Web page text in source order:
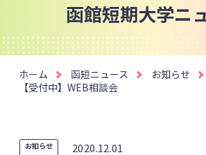
函館短期大学ニ
ホーム 函短ニュース
お知らせ
【受付中】WEB相談会
お知らせ 2020.12.01